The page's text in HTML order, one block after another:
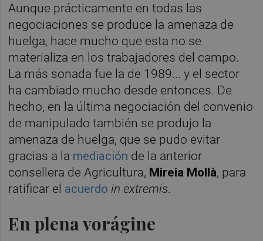
Aunque prácticamente en todas las
negociaciones se produce la amenaza de
huelga, hace mucho que esta no se
materializa en los trabajadores del campo.
La más sonada fue la de 1989... y el sector
ha cambiado mucho desde entonces. De
hecho, en la última negociación del convenio
de manipulado también se produjo la
amenaza de huelga, que se pudo evitar
gracias a la mediación de la anterior
consellera de Agricultura, Mireia Mollà, para
ratificar el acuerdo in extremis.
En plena vorágine